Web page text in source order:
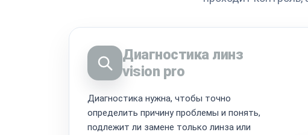
Диагностика линз
vision pro
Диагностика нужна, чтобы точно
определить причину проблемы и понять,
подлежит ли замене только линза или